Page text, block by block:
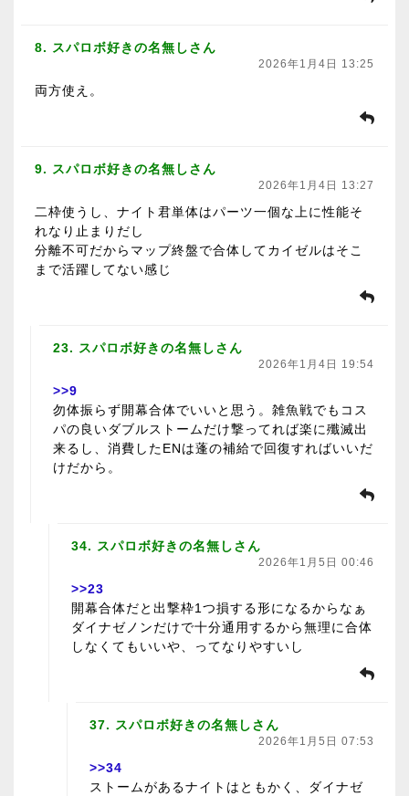
8. スパロボ好きの名無しさん
2026年1月4日 13:25
両方使え。
9. スパロボ好きの名無しさん
2026年1月4日 13:27
二枠使うし、ナイト君単体はパーツ一個な上に性能そ
れなり止まりだし
分離不可だからマップ終盤で合体してカイゼルはそこ
まで活躍してない感じ
23. スパロボ好きの名無しさん
2026年1月4日 19:54
>>9
勿体振らず開幕合体でいいと思う。雑魚戦でもコス
パの良いダブルストームだけ撃ってれば楽に殲滅出
来るし、消費したENは蓬の補給で回復すればいいだ
けだから。
34. スパロボ好きの名無しさん
2026年1月5日 00:46
>>23
開幕合体だと出撃枠1つ損する形になるからなぁ
ダイナゼノンだけで十分通用するから無理に合体
しなくてもいいや、ってなりやすいし
37. スパロボ好きの名無しさん
2026年1月5日 07:53
>>34
ストームがあるナイトはともかく、ダイナゼ